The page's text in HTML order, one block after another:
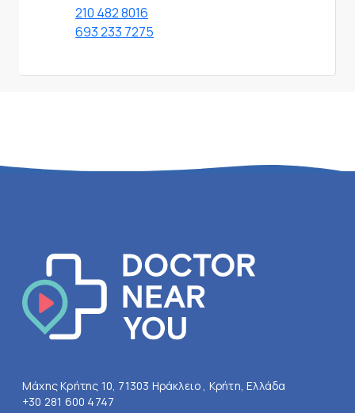
210 482 8016
693 233 7275
Μάχης Κρήτης 10, 71303 Ηράκλειο , Κρήτη, Ελλάδα
+30 281 600 4747